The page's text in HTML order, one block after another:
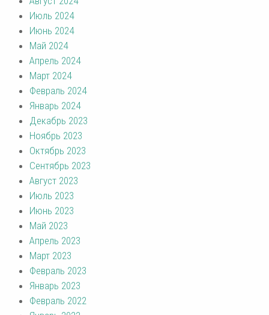
Июль 2024
Июнь 2024
Май 2024
Апрель 2024
Март 2024
Февраль 2024
Январь 2024
Декабрь 2023
Ноябрь 2023
Октябрь 2023
Сентябрь 2023
Август 2023
Июль 2023
Июнь 2023
Май 2023
Апрель 2023
Март 2023
Февраль 2023
Январь 2023
Февраль 2022